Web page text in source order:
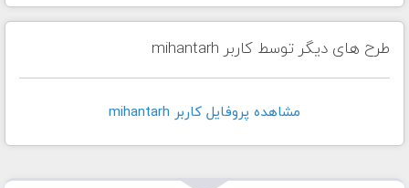
طرح های دیگر توسط کاربر mihantarh
مشاهده پروفايل کاربر mihantarh